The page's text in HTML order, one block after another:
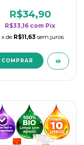
rendimento da
categoria - Flor de
Laranjeira
R$34,90
R$33,16 com Pix
x de R$11,63 sem juros